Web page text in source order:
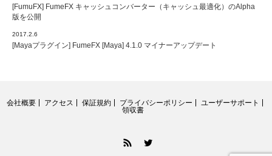
[FumuFX] FumeFX キャッシュコンバーター（キャッシュ最適化）のAlpha
版を公開
2017.2.6
[Mayaプラグイン] FumeFX [Maya] 4.1.0 マイナーアップデート
会社概要 アクセス 保証規約 プライバシーポリシー
ユーザーサポート
領収書